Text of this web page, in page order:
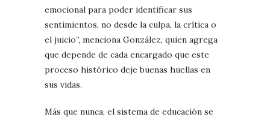
emocional para poder identificar sus
sentimientos, no desde la culpa, la crítica o
el juicio”, menciona González, quien agrega
que depende de cada encargado que este
proceso histórico deje buenas huellas en
sus vidas.
Más que nunca, el sistema de educación se